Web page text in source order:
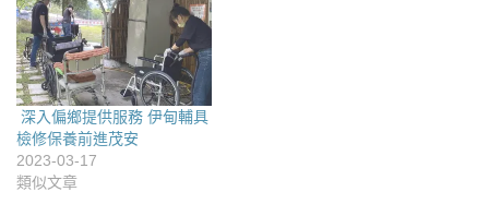
深入偏鄉提供服務 伊甸輔具
檢修保養前進茂安
2023-03-17
類似文章